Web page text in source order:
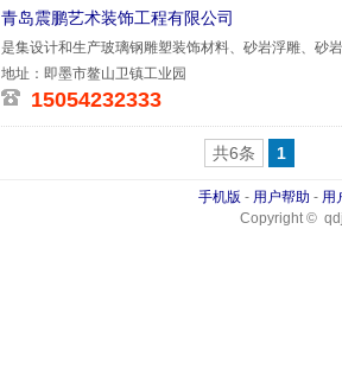
青岛震鹏艺术装饰工程有限公司
是集设计和生产玻璃钢雕塑装饰材料、砂岩浮雕、砂
浮雕壁画、
地址：即墨市鳌山卫镇工业园
15054232333
共6条 1
手机版 - 用户帮助 - 用
Copyright ©